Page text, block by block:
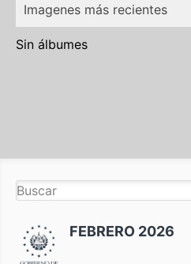
Imagenes más recientes
Sin álbumes
FEBRERO 2026